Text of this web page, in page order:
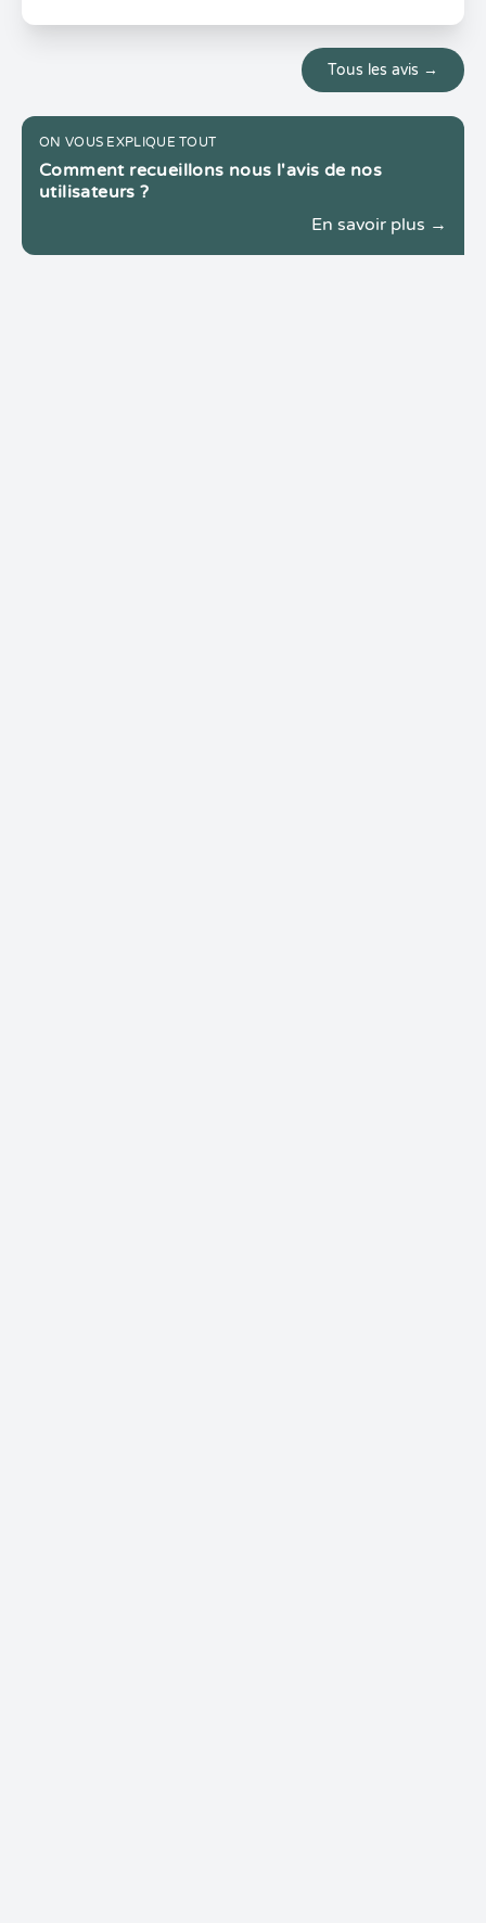
Tous les avis →
ON VOUS EXPLIQUE TOUT
Comment recueillons nous l'avis de nos
utilisateurs ?
En savoir plus →